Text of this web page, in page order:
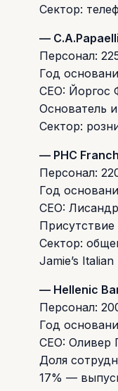
Сектор:
—
Персонал:
Год
CEO: Йоргос
Основатель
Сектор:
— PHC
Персонал:
Год
CEO:
Сектор:
Jamie’s
— Hellenic
Персонал:
Год
CEO: Оливер
Доля
17% —